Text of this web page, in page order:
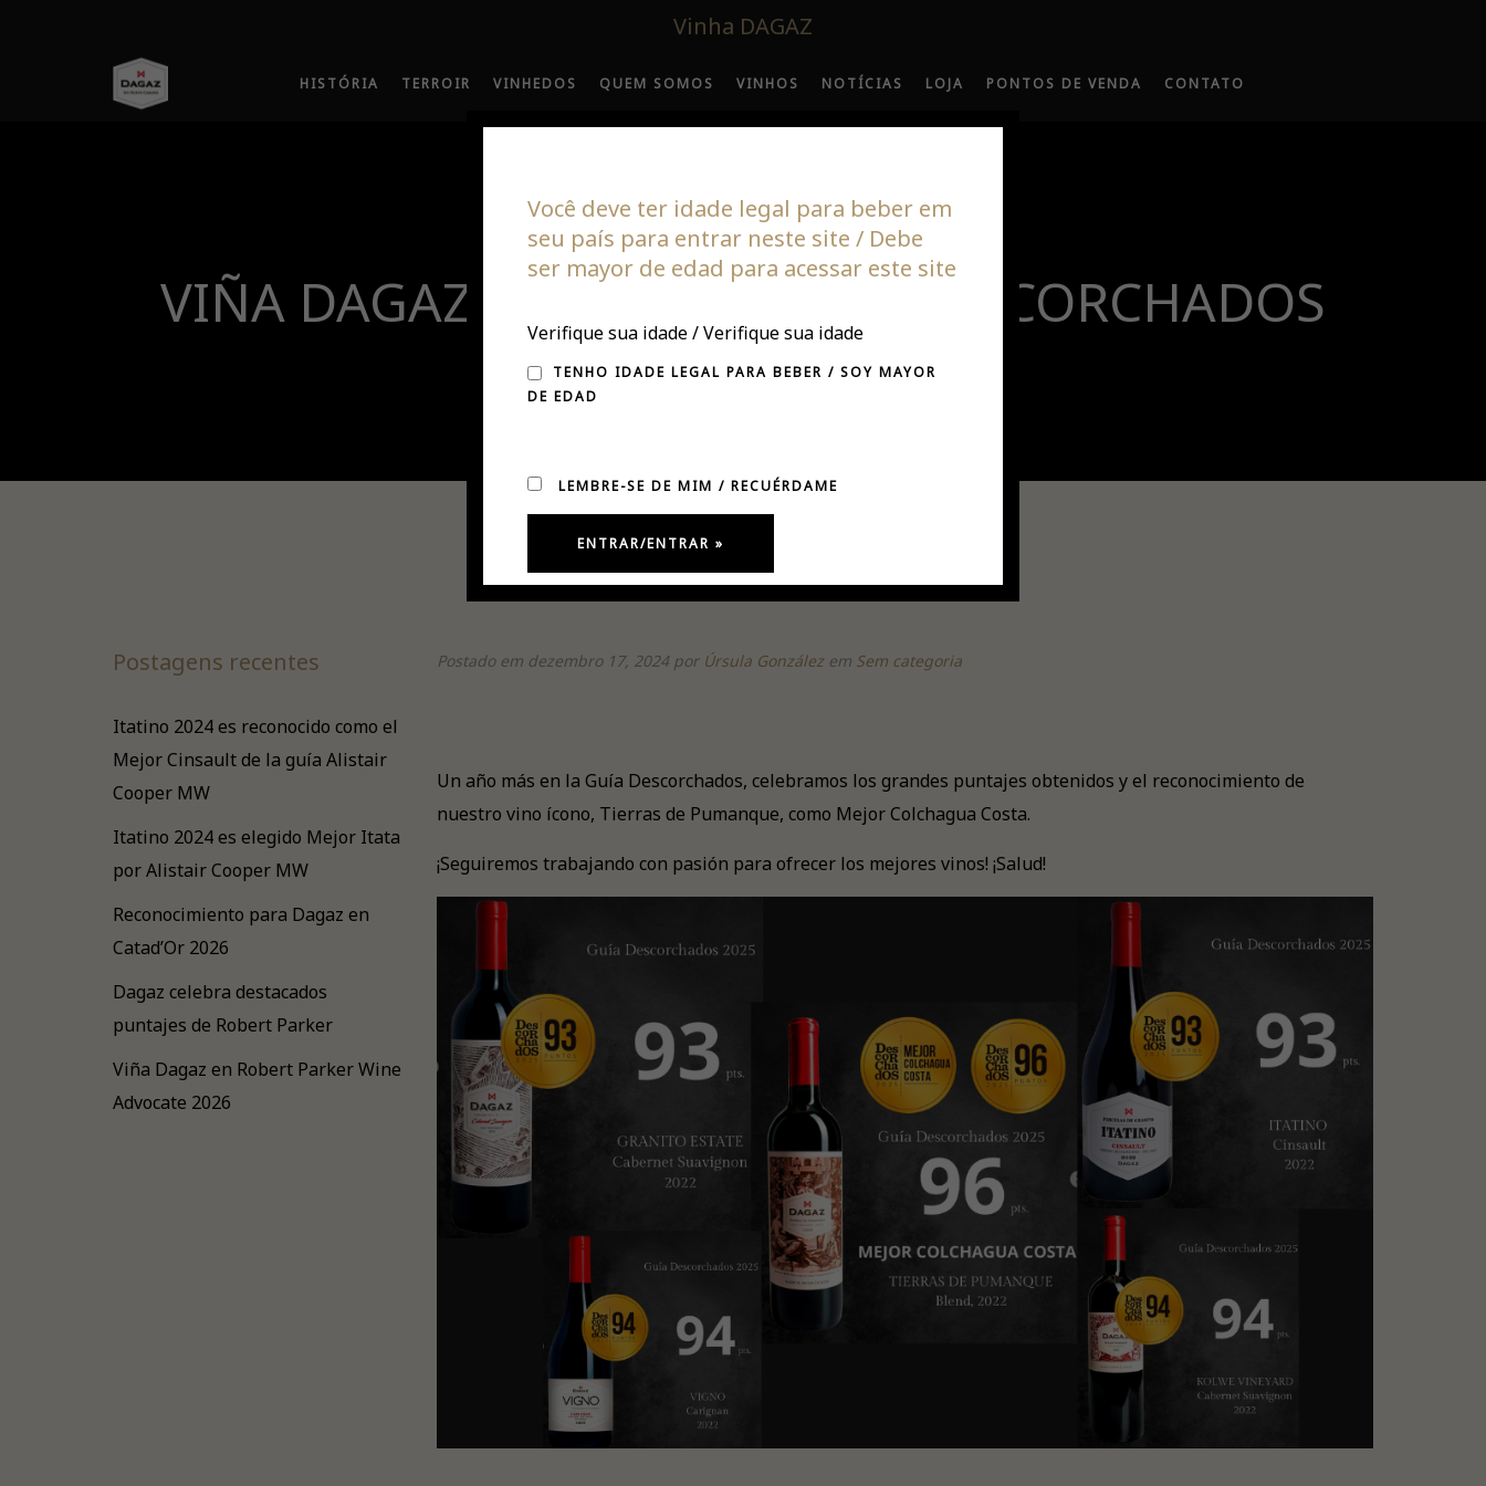
Vinha DAGAZ
HISTÓRIA TERROIR VINHEDOS QUEM SOMOS VINHOS NOTÍCIAS LOJA PONTOS DE VENDA CONTATO
VIÑA DAGAZ BRILLA EN GUÍA DESCORCHADOS
Postado em dezembro 17, 2024 por Úrsula Gonzálezem Sem categoria
Un año más en la Guía Descorchados, celebramos los grandes puntajes obtenidos y el reconocimiento de
nuestro vino ícono, Tierras de Pumanque, como Mejor Colchagua Costa.
¡Seguiremos trabajando con pasión para ofrecer los mejores vinos! ¡Salud!
Postagens recentes
Itatino 2024 es reconocido como el
Mejor Cinsault de la guía Alistair
Cooper MW
Itatino 2024 es elegido Mejor Itata
por Alistair Cooper MW
Reconocimiento para Dagaz en
Catad’Or 2026
Dagaz celebra destacados
puntajes de Robert Parker
Viña Dagaz en Robert Parker Wine
Advocate 2026
Você deve ter idade legal para beber em
seu país para entrar neste site / Debe
ser mayor de edad para acessar este site
Verifique sua idade / Verifique sua idade
TENHO IDADE LEGAL PARA BEBER / SOY MAYOR
DE EDAD
LEMBRE-SE DE MIM / RECUÉRDAME